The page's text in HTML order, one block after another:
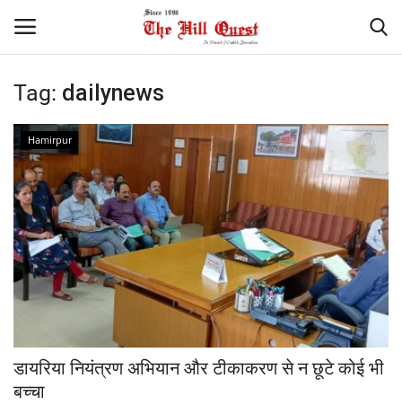
Login
Home
Contact
National
Himachal
Sports
Gallery
Tag: dailynews
Hamirpur
डायरिया नियंत्रण अभियान और टीकाकरण से न छूटे कोई भी
बच्चा